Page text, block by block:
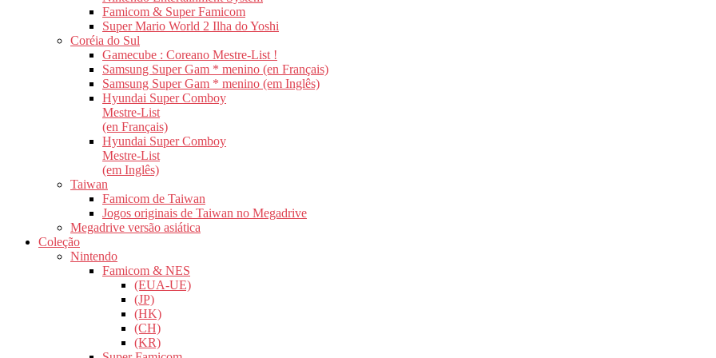
Famicom & Super Famicom
Super Mario World 2 Ilha do Yoshi
Coréia do Sul
Gamecube : Coreano Mestre-List !
Samsung Super Gam * menino (en Français)
Samsung Super Gam * menino (em Inglês)
Hyundai Super Comboy
Mestre-List
(en Français)
Hyundai Super Comboy
Mestre-List
(em Inglês)
Taiwan
Famicom de Taiwan
Jogos originais de Taiwan no Megadrive
Megadrive versão asiática
Coleção
Nintendo
Famicom & NES
(EUA-UE)
(JP)
(HK)
(CH)
(KR)